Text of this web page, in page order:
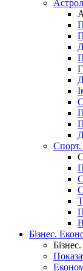
Спорт.
Бізнес.